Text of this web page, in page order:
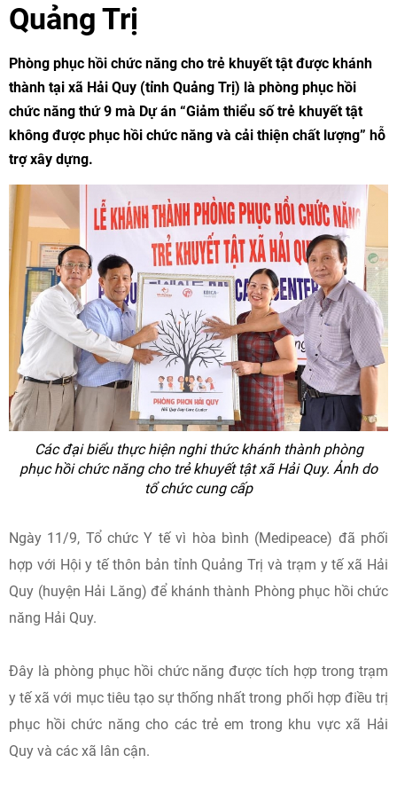
Quảng Trị
Phòng phục hồi chức năng cho trẻ khuyết tật được khánh
thành tại xã Hải Quy (tỉnh Quảng Trị) là phòng phục hồi
chức năng thứ 9 mà Dự án “Giảm thiểu số trẻ khuyết tật
không được phục hồi chức năng và cải thiện chất lượng” hỗ
trợ xây dựng.
Các đại biểu thực hiện nghi thức khánh thành phòng
phục hồi chức năng cho trẻ khuyết tật xã Hải Quy. Ảnh do
tổ chức cung cấp
Ngày 11/9, Tổ chức Y tế vì hòa bình (Medipeace) đã phối
hợp với Hội y tế thôn bản tỉnh Quảng Trị và trạm y tế xã Hải
Quy (huyện Hải Lăng) để khánh thành Phòng phục hồi chức
năng Hải Quy.
Đây là phòng phục hồi chức năng được tích hợp trong trạm
y tế xã với mục tiêu tạo sự thống nhất trong phối hợp điều trị
phục hồi chức năng cho các trẻ em trong khu vực xã Hải
Quy và các xã lân cận.